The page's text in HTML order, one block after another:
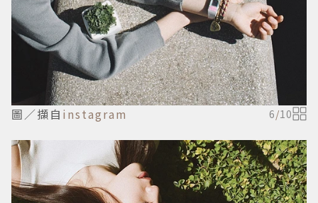
圖／擷自 instagram 6/10